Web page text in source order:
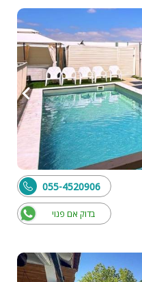
בדוק אם פנוי
055-4520906